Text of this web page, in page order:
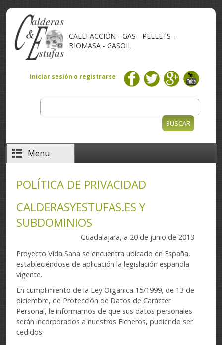
Pasar al contenido principal
CALEFACCIÓN - GAS - PELLETS -
BIOMASA - GASOIL
Iniciar sesión o registrarse
Formulario de búsqueda
Menu
POLÍTICA DE PRIVACIDAD
CALDERASYESTUFAS.ES Y
SUBDOMINIOS
Guadalajara, a 20 de junio de 2013
Proyecto Vida Sana se encuentra ubicado en España,
estableciéndose de aplicación la legislación española
vigente.
En cumplimiento de la Ley Orgánica 15/1999, de 13 de
diciembre, de Protección de Datos de Carácter
Personal, le informamos de que sus datos personales
serán incorporados a nuestros Ficheros, pudiendo ser
cedidos: